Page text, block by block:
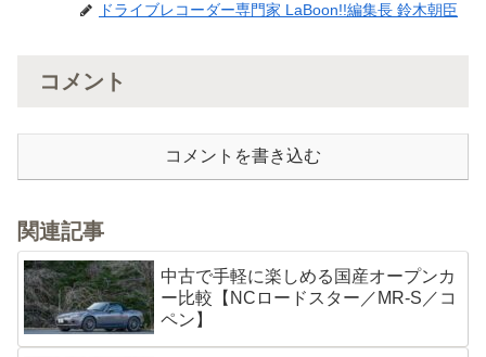
ドライブレコーダー専門家 LaBoon!!編集長 鈴木朝臣
コメント
コメントを書き込む
関連記事
中古で手軽に楽しめる国産オープンカ
ー比較【NCロードスター／MR-S／コ
ペン】